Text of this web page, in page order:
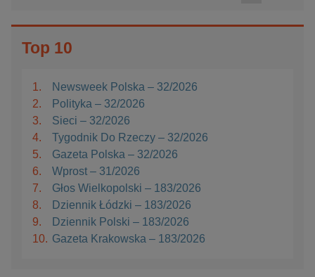
Top 10
1.
Newsweek Polska – 32/2026
2.
Polityka – 32/2026
3.
Sieci – 32/2026
4.
Tygodnik Do Rzeczy – 32/2026
5.
Gazeta Polska – 32/2026
6.
Wprost – 31/2026
7.
Głos Wielkopolski – 183/2026
8.
Dziennik Łódzki – 183/2026
9.
Dziennik Polski – 183/2026
10. Gazeta Krakowska – 183/2026